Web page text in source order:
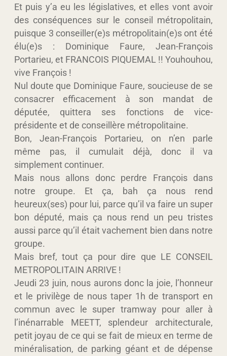
Et puis y’a eu les législatives, et elles vont avoir
des conséquences sur le conseil métropolitain,
puisque 3 conseiller(e)s métropolitain(e)s ont été
élu(e)s : Dominique Faure, Jean-François
Portarieu, et FRANCOIS PIQUEMAL !! Youhouhou,
vive François !
Nul doute que Dominique Faure, soucieuse de se
consacrer efficacement à son mandat de
députée, quittera ses fonctions de vice-
présidente et de conseillère métropolitaine.
Bon, Jean-François Portarieu, on n’en parle
même pas, il cumulait déjà, donc il va
simplement continuer.
Mais nous allons donc perdre François dans
notre groupe. Et ça, bah ça nous rend
heureux(ses) pour lui, parce qu’il va faire un super
bon député, mais ça nous rend un peu tristes
aussi parce qu’il était vachement bien dans notre
groupe.
Mais bref, tout ça pour dire que LE CONSEIL
METROPOLITAIN ARRIVE !
Jeudi 23 juin, nous aurons donc la joie, l’honneur
et le privilège de nous taper 1h de transport en
commun avec le super tramway pour aller à
l’inénarrable MEETT, splendeur architecturale,
petit joyau de ce qui se fait de mieux en terme de
minéralisation, de parking géant et de dépense